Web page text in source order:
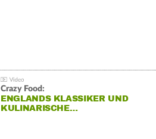
Crazy Food:
ENGLANDS KLASSIKER UND
KULINARISCHE…